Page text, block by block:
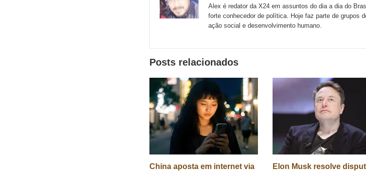
sites
externos
sociais
Alex é redator da X24 em assuntos do dia a dia do
forte conhecedor de política. Hoje faz parte de grupos
ação social e desenvolvimento humano.
Posts relacionados
China aposta em internet via
Elon Musk resolve